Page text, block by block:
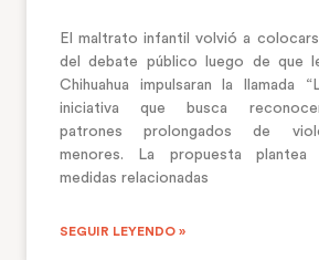
El maltrato infantil volvió a
del debate público luego de que
Chihuahua impulsaran la llamada
iniciativa que busca
patrones prolongados de
menores. La propuesta plantea
medidas relacionadas
SEGUIR LEYENDO »